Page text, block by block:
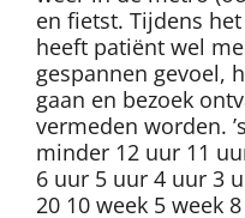
en fietst. Tijdens
heeft patiënt wel
gespannen gevoel,
gaan en bezoek
vermeden worden.
minder 12 uur 11
6 uur 5 uur 4 uur 3
20 10 week 5 week